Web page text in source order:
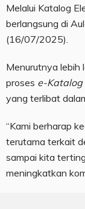
Melalui Katalog
berlangsung di
(16/07/2025).
Menurutnya lebih
proses e-Katalog
yang terlibat
“Kami berharap
terutama terkait
sampai kita
meningkatkan